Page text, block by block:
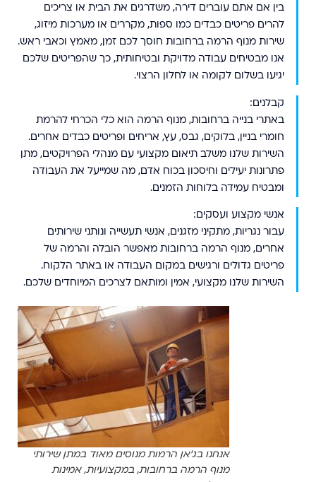
בין אם אתם עוברים דירה, משדרגים את הבית או צריכים
להרים פריטים כבדים כמו ספות, מקררים או מערכות מיזוג,
שירות מנוף הרמה ברחובות חוסך לכם זמן, מאמץ וכאבי ראש.
אנו מבטיחים עבודה מדויקת ובטיחותית, כך שהפריטים שלכם
יגיעו בשלום לקומה או לחלון הרצוי.
קבלנים:
באתרי בנייה ברחובות, מנוף הרמה הוא כלי הכרחי להרמת
חומרי בניין, בלוקים, גבס, עץ, אריחים ופריטים כבדים אחרים.
השירות שלנו משלב תיאום מקצועי עם מנהלי הפרויקטים, מתן
פתרונות יעילים וחיסכון בכוח אדם, מה שמייעל את העבודה
ומבטיח עמידה בלוחות הזמנים.
אנשי מקצוע ועסקים:
עבור נגריות, מתקיני מזגנים, אנשי תעשייה ונותני שירותים
אחרים, מנוף הרמה ברחובות מאפשר הובלה והרמה של
פריטים גדולים ורגישים במקום העבודה או באתר הלקוח.
השירות שלנו מקצועי, אמין ומותאם לצרכים המיוחדים שלכם.
אנחנו בג'אן הרמות מנוסים מאוד במתן שירותי
מנוף הרמה ברחובות, במקצועיות, אמינות